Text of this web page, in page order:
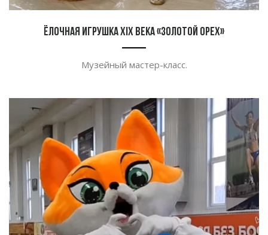
Ёлочная игрушка XIX века «Золотой орех»
Музейный мастер-класс.